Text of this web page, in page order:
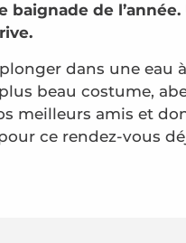
baignade de
dans une eau
beau costume,
meilleurs amis et
ce rendez-vous